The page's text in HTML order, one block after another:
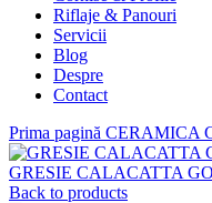
Riflaje & Panouri
Servicii
Blog
Despre
Contact
Prima pagină CERAMICA
GRESIE CALACATTA
Back to products